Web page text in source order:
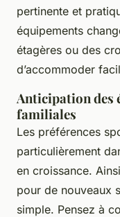
pertinente et
équipements
étagères ou des
d’accommoder
Anticipation des
familiales
Les préférences
particulièrement
en croissance.
pour de nouveaux
simple. Pensez à